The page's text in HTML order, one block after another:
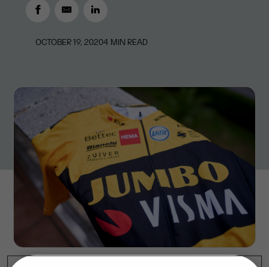
OCTOBER 19, 20204 MIN READ